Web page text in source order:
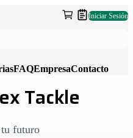
Iniciar Sesión
FAQEmpresaContacto
Tackle
futuro